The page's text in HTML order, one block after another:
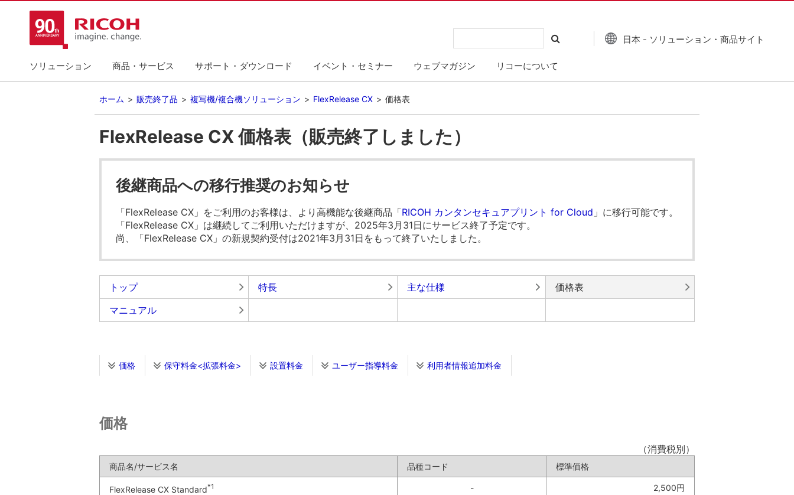
ソリューション 商品・サービス サポート・ダウンロード イベント・セミナー ウェブマガジン リコーについて
日本 - ソリューション・商品サイト
ホーム 販売終了品 複写機/複合機ソリューション FlexRelease CX 価格表
FlexRelease CX 価格表（販売終了しました）
後継商品への移行推奨のお知らせ
「FlexRelease CX」をご利用のお客様は、より高機能な後継商品「RICOH カンタンセキュアプリント for Cloud 」に移行可能です。
「FlexRelease CX」は継続してご利用いただけますが、2025年3月31日にサービス終了予定です。
尚、「FlexRelease CX」の新規契約受付は2021年3月31日をもって終了いたしました。
トップ 特長 主な仕様
価格表
マニュアル
価格 保守料金<拡張料金> 設置料金 ユーザー指導料金 利用者情報追加料金
価格
（消費税別）
商品名/サービス名 品種コード 標準価格
FlexRelease CX Standard*1 - 2,500円